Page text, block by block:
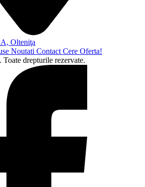
Olteniţa
Noutati Contact Cere Oferta!
drepturile rezervate.